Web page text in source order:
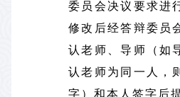
委员会决议要求进
修改后经答辩委员
认老师、导师（如
认老师为同一人，
字）和本人签字后